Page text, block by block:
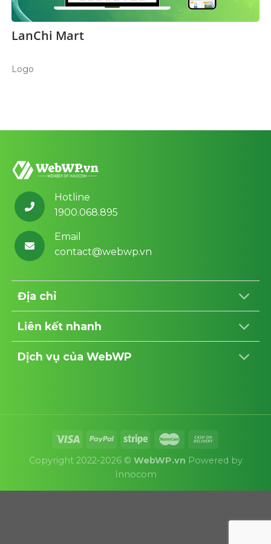
LanChi Mart
Logo
Hotline
1900.068.895
Email
contact@webwp.vn
Địa chỉ
Liên kết nhanh
Dịch vụ của WebWP
Copyright 2022-2026 © WebWP.vn Powered by
Innocom